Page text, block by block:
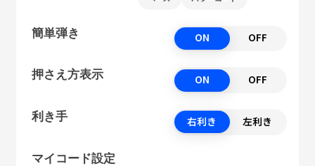
簡単弾き ON OFF
押さえ方表示 ON OFF
利き手 右利き 左利き
マイコード設定